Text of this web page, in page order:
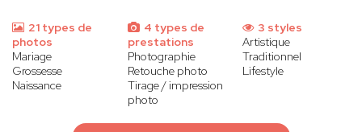
21 types de
photos
Mariage
Grossesse
Naissance
4 types de
prestations
Photographie
Retouche photo
Tirage / impression
photo
3 styles
Artistique
Traditionnel
Lifestyle